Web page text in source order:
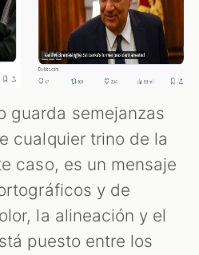
guarda semejanzas
cualquier trino de la
caso, es un mensaje
y de
la alineación y el
puesto entre los